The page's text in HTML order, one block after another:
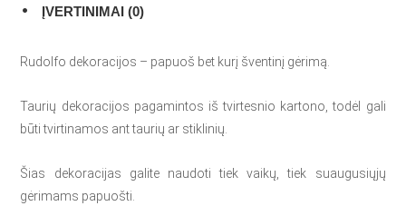
ĮVERTINIMAI (0)
Rudolfo dekoracijos – papuoš bet kurį šventinį gėrimą.
Taurių dekoracijos pagamintos iš tvirtesnio kartono, todėl gali
būti tvirtinamos ant taurių ar stiklinių.
Šias dekoracijas galite naudoti tiek vaikų, tiek suaugusiųjų
gėrimams papuošti.